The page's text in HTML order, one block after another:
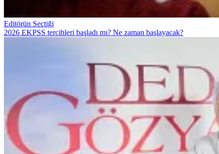
Editörün Seçtiği
2026 EKPSS tercihleri başladı mı? Ne zaman başlayacak?